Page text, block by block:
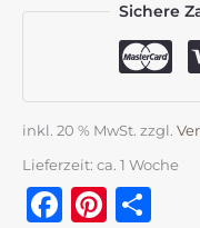
Sichere
inkl. 20 % MwSt. zzgl.
Lieferzeit: ca. 1 Woche